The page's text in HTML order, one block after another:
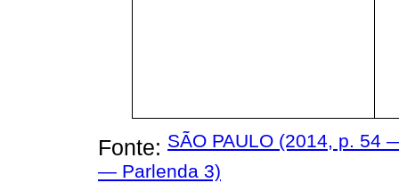
Fonte: SÃO PAULO (2014, p. 54
— Parlenda 3)